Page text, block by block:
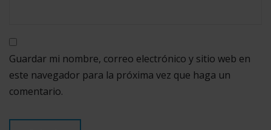
Guardar mi nombre, correo electrónico y sitio web en
este navegador para la próxima vez que haga un
comentario.